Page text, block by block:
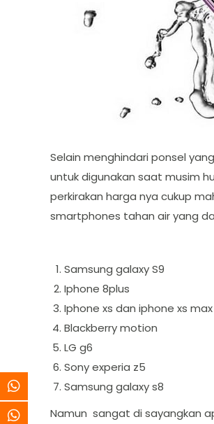
Selain menghindari ponsel
untuk digunakan saat musim
perkirakan harga nya cukup
smartphones tahan air yang
Samsung galaxy S9
Iphone 8plus
Iphone xs dan iphone xs max
Blackberry motion
LG g6
Sony experia z5
Samsung galaxy s8
Namun sangat di sayangkan